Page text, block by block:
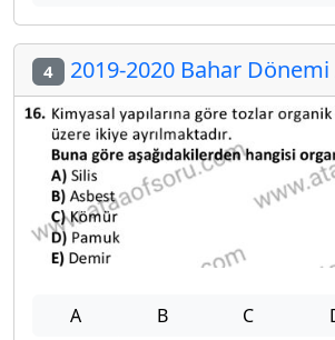
4 2019-2020 Bahar Dönemi
A B C